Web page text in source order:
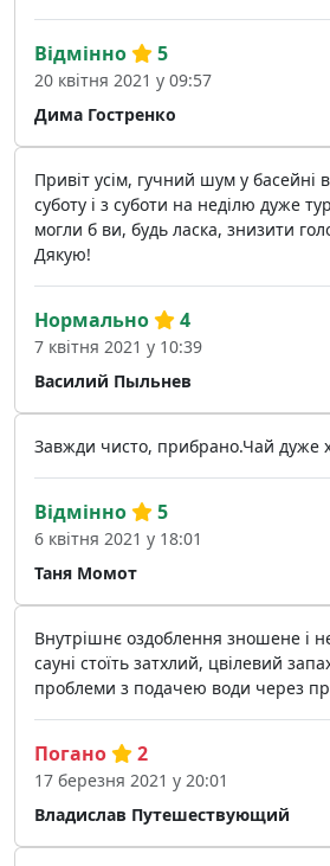
Дима Гостренко
Відмінно 5
20 квітня 2021 у 09:57
Привіт усім, гучний шум у басейні
суботу і з суботи на неділю дуже
могли б ви, будь ласка, знизити
Дякую!
Василий Пыльнев
Нормально 4
7 квітня 2021 у 10:39
Завжди чисто, прибрано.Чай дуже
Таня Момот
Відмінно 5
6 квітня 2021 у 18:01
Внутрішнє оздоблення зношене і
сауні стоїть затхлий, цвілевий
проблеми з подачею води через
Владислав Путешествующий
Погано 2
17 березня 2021 у 20:01